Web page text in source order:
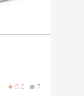
5.0 7